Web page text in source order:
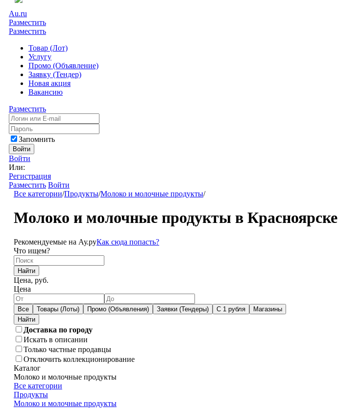
Au.ru
Разместить
Разместить
Товар (Лот)
Услугу
Промо (Объявление)
Заявку (Тендер)
Новая акция
Вакансию
Разместить
Запомнить
Войти
Войти
Или:
Регистрация
Разместить Войти
Все категории/Продукты/Молоко и молочные продукты/
Молоко и молочные продукты в Красноярске
Рекомендуемые на Ау.руКак сюда попасть?
Что ищем?
Найти
Цена, руб.
Цена
Все Товары (Лоты) Промо (Объявления) Заявки (Тендеры) С 1 рубля Магазины
Доставка по городу
Искать в описании
Только частные продавцы
Отключить коллекционирование
Каталог
Молоко и молочные продукты
Все категории
Продукты
Молоко и молочные продукты